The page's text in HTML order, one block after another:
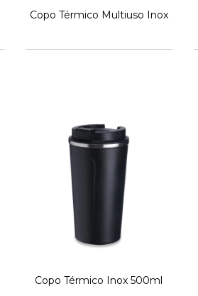
Copo Térmico Multiuso Inox
Copo Térmico Inox 500ml